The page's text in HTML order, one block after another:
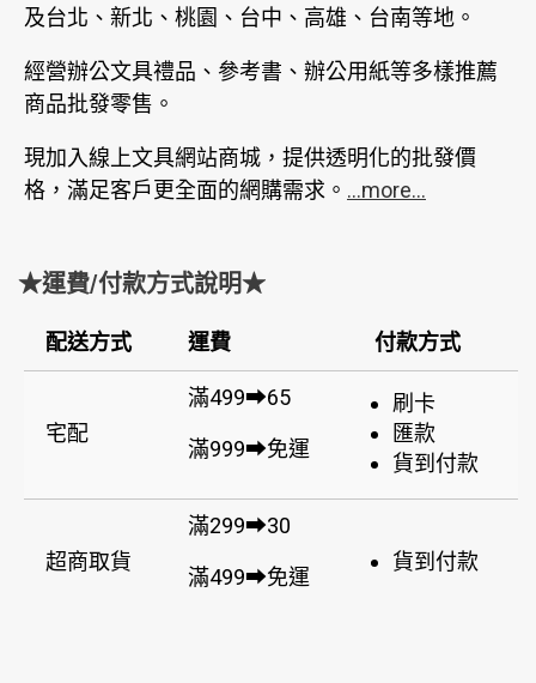
及台北、新北、桃園、台中、高雄、台南等地。
經營辦公文具禮品、參考書、辦公用紙等多樣推薦
商品批發零售。
現加入線上文具網站商城，提供透明化的批發價
格，滿足客戶更全面的網購需求。 ...more...
★運費/付款方式說明★
配送方式 運費 付款方式
宅配
滿499➡65
滿999➡免運
刷卡
匯款
貨到付款
超商取貨
滿299➡30
滿499➡免運
貨到付款